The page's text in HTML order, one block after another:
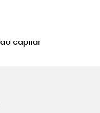
capilar